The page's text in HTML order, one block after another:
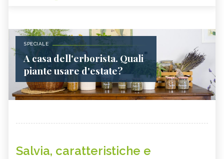
SPECIALE
A casa dell'erborista. Quali
piante usare d'estate?
Salvia, caratteristiche e